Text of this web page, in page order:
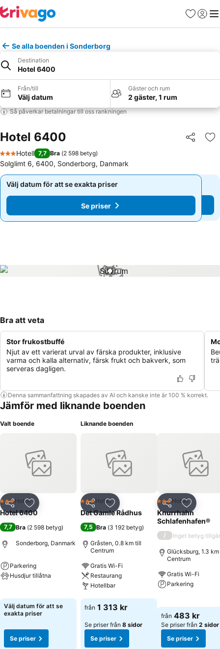
Favoriter
Logga
Se alla boenden i Sonderborg
Destination
Hotel 6400
Från/till
Välj datum
Gäster och rum
2 gäster, 1 rum
Så påverkar betalningar till oss rankningen
Hotel 6400 Dela
3 Stjärnor
Hotell 7,7 Bra (2 598 betyg)
Solglimt 6, 6400, Sonderborg, Danmark
Välj datum för att se exakta priser
Se priser
Välj datum för att se exakta priser
Se priser
1 / 1
Bra att veta
Stor frukostbuffé
Njut av ett varierat urval av färska produkter, inklusive
varma och kalla alternativ, färsk frukt och bakverk, som
serveras dagligen.
Denna sammanfattning skapades av AI och kanske inte är 100 % korrekt.
Jämför med liknande boenden
Valt boende
Dela Lägg till i Mina Favoriter
3 Stjärnor
Hotell
Hotel 6400
7,7 Bra (2 598 betyg)
Sonderborg, Danmark
Parkering
Husdjur tillåtna
Välj datum för att se
exakta priser
Se priser
Liknande boenden
Dela Lägg till i Mina Favoriter
3 Stjärnor
Hotell
Det Gamle Rådhus
7,5 Bra (3 192 betyg)
Gråsten, 0.8 km till
Centrum
Gratis Wi-Fi
Restaurang
Hotellbar
Se priser
från 1 313 kr
Se priser från 8 sidor
Se priser
Dela Lägg till
3 Stjärnor
Hotell
Knurrhahn
Schlafenhafen®
/ Inget betyg
Glücksburg, 1.3
Centrum
Gratis Wi-Fi
Parkering
Se priser
från 483 kr
Se priser från 2 sidor
Se priser